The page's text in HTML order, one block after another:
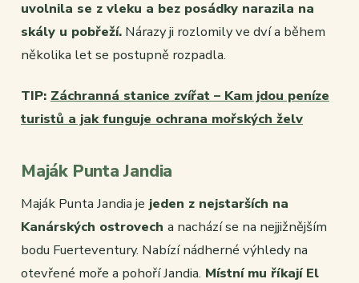
uvolnila se z vleku a bez posádky narazila na
skály u pobřeží. Nárazy ji rozlomily ve dví a během
několika let se postupně rozpadla.
TIP: Záchranná stanice zvířat – Kam jdou peníze
turistů a jak funguje ochrana mořských želv
Maják Punta Jandia
Maják Punta Jandia je jeden z nejstarších na
Kanárských ostrovech a nachází se na nejjižnějším
bodu Fuerteventury. Nabízí nádherné výhledy na
otevřené moře a pohoří Jandia. Místní mu říkají El